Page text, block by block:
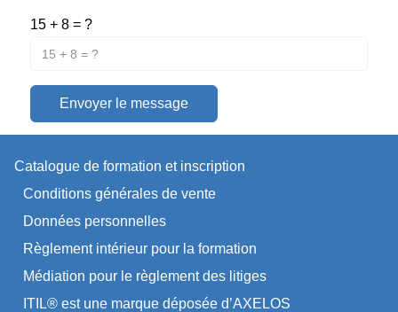
15 + 8 = ?
Envoyer le message
Catalogue de formation et inscription
Conditions générales de vente
Données personnelles
Règlement intérieur pour la formation
Médiation pour le règlement des litiges
ITIL® est une marque déposée d’AXELOS